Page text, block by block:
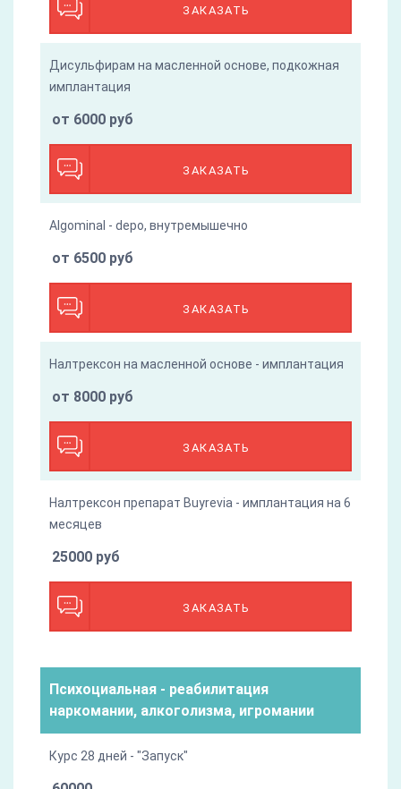
ЗАКАЗАТЬ
Дисульфирам на масленной основе, подкожная
имплантация
ЗАКАЗАТЬ
от 6000 руб
Algominal - depo, внутремышечно
ЗАКАЗАТЬ
от 6500 руб
Налтрексон на масленной основе - имплантация
ЗАКАЗАТЬ
от 8000 руб
Налтрексон препарат Buyrevia - имплантация на 6
месяцев
ЗАКАЗАТЬ
25000 руб
Психоциальная - реабилитация
наркомании, алкоголизма, игромании
Курс 28 дней - "Запуск"